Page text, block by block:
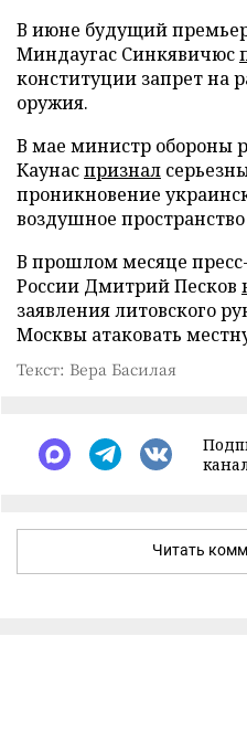
В июне будущий
Миндаугас Синкявичюс
конституции запрет на
оружия.
В мае министр обороны
Каунаспризнал
проникновение
воздушное
В прошлом месяце
России Дмитрий Песков
заявления литовского
Москвы атаковать
Текст: Вера Басилая
Читать